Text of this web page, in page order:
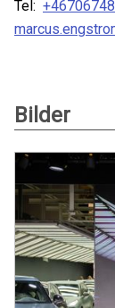
Tel:
Bilder